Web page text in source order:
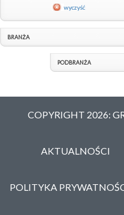
wyczyść
BRANŻA
PODBRANŻA
COPYRIGHT 2026:
AKTUALNOŚCI
POLITYKA